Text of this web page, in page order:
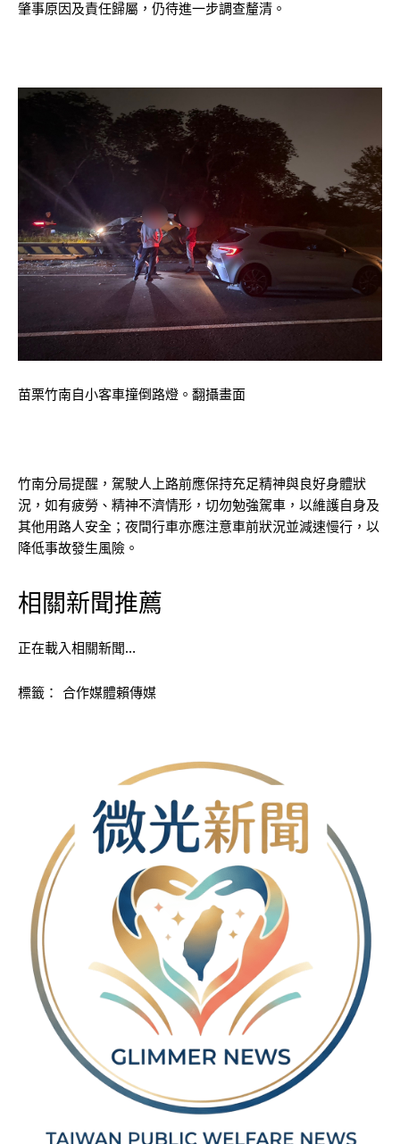
肇事原因及責任歸屬，仍待進一步調查釐清。
苗栗竹南自小客車撞倒路燈。翻攝畫面
竹南分局提醒，駕駛人上路前應保持充足精神與良好身體狀
況，如有疲勞、精神不濟情形，切勿勉強駕車，以維護自身及
其他用路人安全；夜間行車亦應注意車前狀況並減速慢行，以
降低事故發生風險。
相關新聞推薦
正在載入相關新聞…
標籤： 合作媒體賴傳媒